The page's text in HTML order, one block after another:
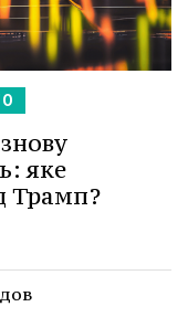
яке
Трамп?